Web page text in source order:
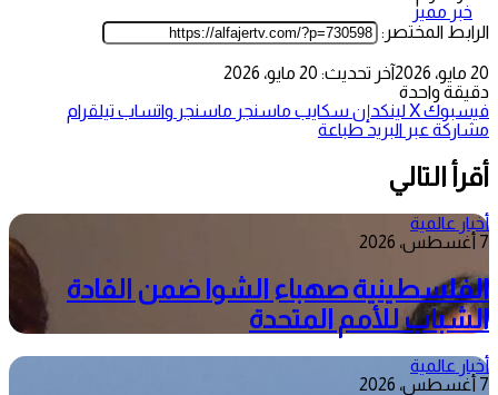
خبر مميز
الرابط المختصر:
20 مايو، 2026
آخر تحديث: 20 مايو، 2026
دقيقة واحدة
فيسبوك‫Xلينكدإن سكايب ماسنجر ماسنجر واتساب تيلقرام
مشاركة عبر البريد طباعة
أقرأ التالي
أخبار عالمية
7 أغسطس، 2026
الفلسطينية صهباء الشوا ضمن القادة
الشباب للأمم المتحدة
أخبار عالمية
7 أغسطس، 2026